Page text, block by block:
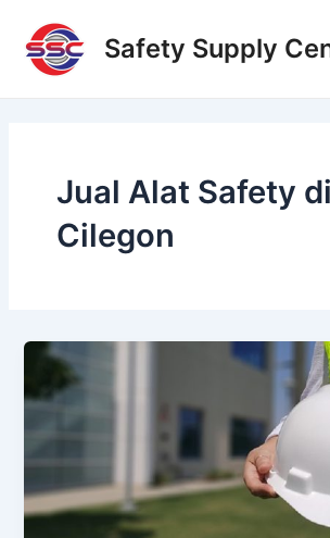
content
Safety Supply
Jual Alat Safety di
Cilegon